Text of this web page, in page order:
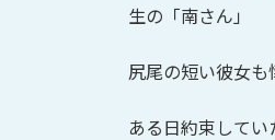
生の「南さん」
尻尾の短い彼女も
ある日約束して